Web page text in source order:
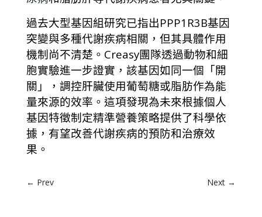
過去大型基因組研究已指出PPP1R3B基因
突變與多種代謝疾病相關，但其具體作用
機制尚不清楚。Creasy團隊透過動物和細
胞實驗進一步證實，該基因如同一個「開
關」，調控肝臟使用葡萄糖或脂肪作為能
量來源的效率。這項發現為未來根據個人
基因特徵制定精準營養策略提供了科學依
據，有望改善代謝疾病的預防和治療效
果。
← Prev Next →